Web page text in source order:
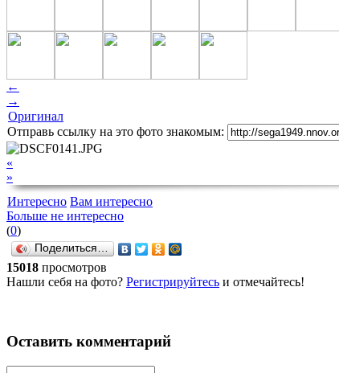
←
→
Оригинал
Отправь ссылку на это фото знакомым:
«
»
Интересно Вам интересно
Больше не интересно
(0)
Поделиться…
15018 просмотров
Нашли себя на фото? Регистрируйтесь и отмечайтесь!
Оставить комментарий